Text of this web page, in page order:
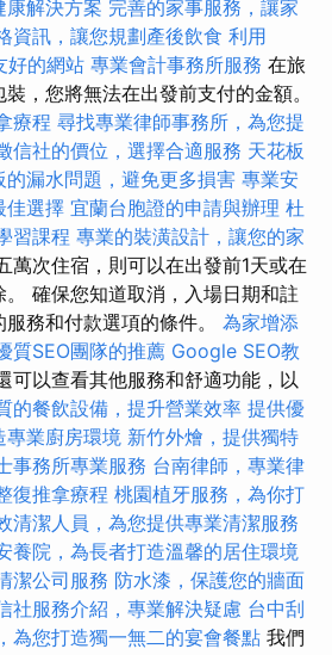
康解決方案 完善的家事服務，讓家
資訊，讓您規劃產後飲食 利用
好的網站 專業會計事務所服務 在旅
，您將無法在出發前支付的金額。
療程 尋找專業律師事務所，為您提
信社的價位，選擇合適服務 天花板
漏水問題，避免更多損害 專業安
佳選擇 宜蘭台胞證的申請與辦理 杜
習課程 專業的裝潢設計，讓您的家
萬次住宿，則可以在出發前1天或在
確保您知道取消，入場日期和註
務和付款選項的條件。 為家增添
質SEO團隊的推薦 Google SEO教
可以查看其他服務和舒適功能，以
的餐飲設備，提升營業效率 提供優
專業廚房環境 新竹外燴，提供獨特
事務所專業服務 台南律師，專業律
復推拿療程 桃園植牙服務，為你打
清潔人員，為您提供專業清潔服務
養院，為長者打造溫馨的居住環境
潔公司服務 防水漆，保護您的牆面
社服務介紹，專業解決疑慮 台中刮
為您打造獨一無二的宴會餐點 我們